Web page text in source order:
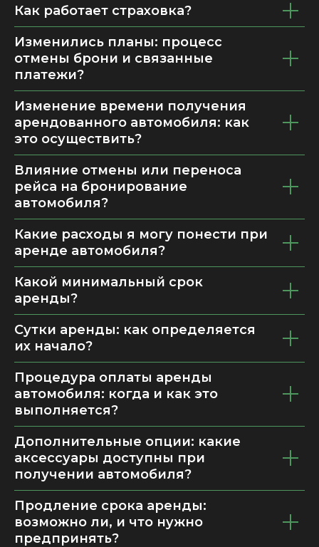
Как работает страховка?
Изменились планы: процесс
отмены брони и связанные
платежи?
Изменение времени получения
арендованного автомобиля: как
это осуществить?
Влияние отмены или переноса
рейса на бронирование
автомобиля?
Какие расходы я могу понести при
аренде автомобиля?
Какой минимальный срок
аренды?
Сутки аренды: как определяется
их начало?
Процедура оплаты аренды
автомобиля: когда и как это
выполняется?
Дополнительные опции: какие
аксессуары доступны при
получении автомобиля?
Продление срока аренды:
возможно ли, и что нужно
предпринять?